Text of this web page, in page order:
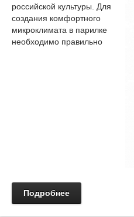
российской культуры. Для
создания комфортного
микроклимата в парилке
необходимо правильно
Подробнее